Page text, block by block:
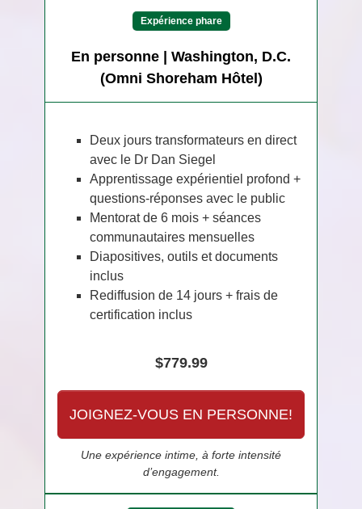
Expérience phare
En personne | Washington, D.C.
(Omni Shoreham Hôtel)
Deux jours transformateurs en direct
avec le Dr Dan Siegel
Apprentissage expérientiel profond +
questions-réponses avec le public
Mentorat de 6 mois + séances
communautaires mensuelles
Diapositives, outils et documents
inclus
Rediffusion de 14 jours + frais de
certification inclus
$779.99
JOIGNEZ-VOUS EN PERSONNE!
Une expérience intime, à forte intensité
d’engagement.